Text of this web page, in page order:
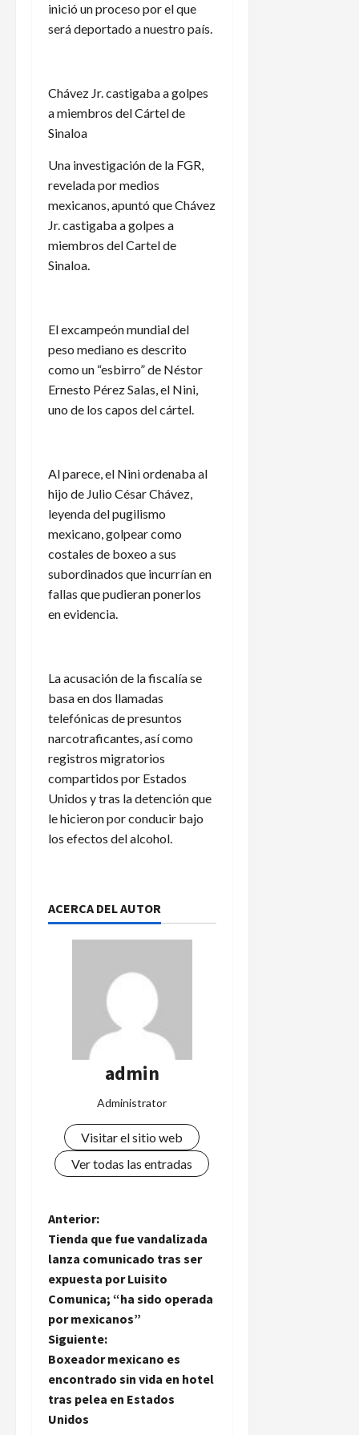
inició un proceso por el que
será deportado a nuestro país.
Chávez Jr. castigaba a golpes
a miembros del Cártel de
Sinaloa
Una investigación de la FGR,
revelada por medios
mexicanos, apuntó que Chávez
Jr. castigaba a golpes a
miembros del Cartel de
Sinaloa.
El excampeón mundial del
peso mediano es descrito
como un “esbirro” de Néstor
Ernesto Pérez Salas, el Nini,
uno de los capos del cártel.
Al parece, el Nini ordenaba al
hijo de Julio César Chávez,
leyenda del pugilismo
mexicano, golpear como
costales de boxeo a sus
subordinados que incurrían en
fallas que pudieran ponerlos
en evidencia.
La acusación de la fiscalía se
basa en dos llamadas
telefónicas de presuntos
narcotraficantes, así como
registros migratorios
compartidos por Estados
Unidos y tras la detención que
le hicieron por conducir bajo
los efectos del alcohol.
ACERCA DEL AUTOR
admin
Administrator
Visitar el sitio web
Ver todas las entradas
N
a
v
e
g
a
c
Anterior:
Tienda que fue vandalizada
lanza comunicado tras ser
expuesta por Luisito
Comunica; “ha sido operada
por mexicanos”
Siguiente:
Boxeador mexicano es
encontrado sin vida en hotel
tras pelea en Estados
Unidos